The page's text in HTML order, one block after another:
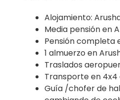
Alojamiento:
Media pensión en
Pensión completa
1 almuerzo en
Traslados
Transporte en 4x4
Guía /chofer de